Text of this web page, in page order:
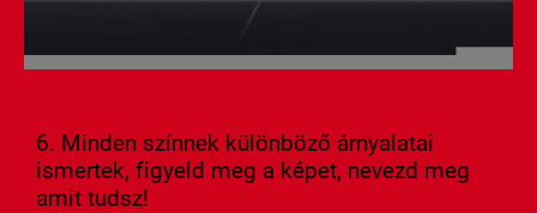
6. Minden színnek különböző árnyalatai
ismertek, figyeld meg a képet, nevezd meg
amit tudsz!